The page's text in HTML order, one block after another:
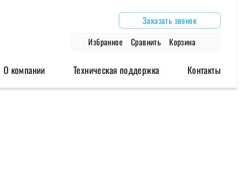
Заказать звонок
Избранное
Сравнить Корзина
О компании Техническая поддержка Контакты